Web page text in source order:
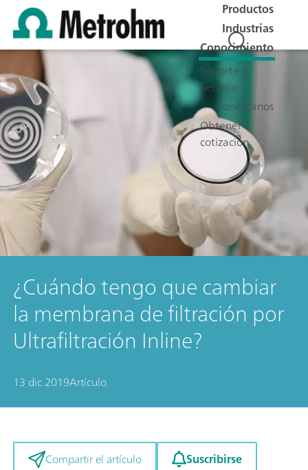
Productos
Industrias
Conocimiento
Soporte y
Servicio
Conózcanos
Obtener
cotización
¿Cuándo tengo que cambiar
la membrana de filtración por
Ultrafiltración Inline?
13 dic 2019Artículo
Compartir el artículo Suscribirse